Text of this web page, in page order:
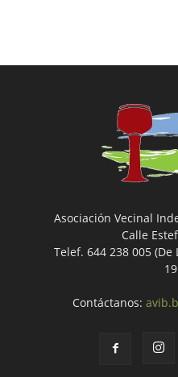
Asociación Vecinal
Calle
Telef. 644 238 005
Contáctanos: